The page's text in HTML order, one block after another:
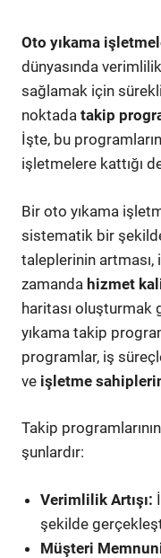
Oto yıkama
dünyasında
sağlamak için
noktada takip
İşte, bu
işletmelere kattığı
Bir oto yıkama
sistematik bir
taleplerinin artması,
zamanda hizmet
haritası oluşturmak
yıkama takip
programlar, iş
ve işletme
Takip
şunlardır:
Verimlilik Artışı:
şekilde
Müşteri